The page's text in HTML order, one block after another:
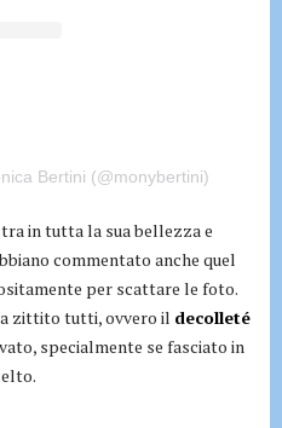
Bertini (@monybertini)
in tutta la sua bellezza e
commentato anche quel
per scattare le foto.
zittito tutti, ovvero il decolleté
specialmente se fasciato in